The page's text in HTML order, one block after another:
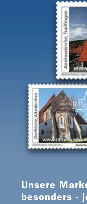
Unsere
besonders -